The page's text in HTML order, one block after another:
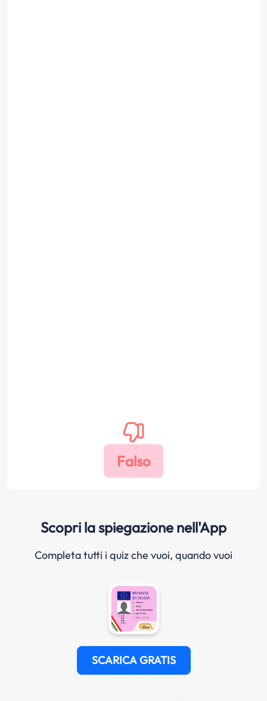
Scopri la spiegazione nell'App
Completa tutti i quiz che vuoi, quando vuoi
SCARICA GRATIS